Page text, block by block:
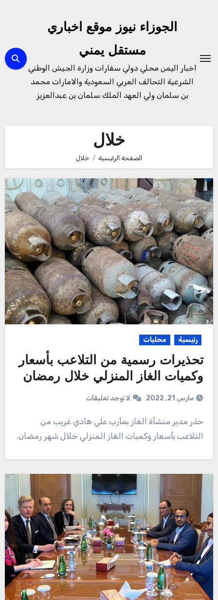
الجوزاء نيوز موقع اخباري
مستقل يمني
اخبار اليمن محلي دولي سفارات وزارة الجيش الوطني
الشرعية التحالف العربي السعودية والامارات محمد
بن سلمان ولي العهد الملك سلمان بن عبدالعزيز
خلال
الصفحة الرئيسية خلال
رئيسية محليات
تحذيرات رسمية من التلاعب بأسعار
وكميات الغاز المنزلي خلال رمضان
مارس 21, 2022 لا توجد تعليقات
حذر مدير منشأة الغاز بمأرب علي هادي غريب من
التلاعب بأسعار وكميات الغاز المنزلي خلال شهر رمضان.